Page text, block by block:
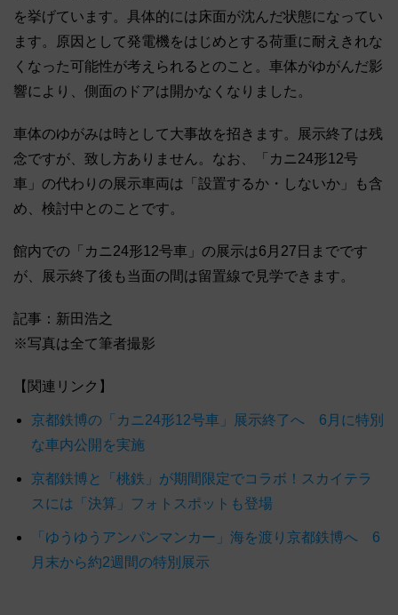
を挙げています。具体的には床面が沈んだ状態になってい
ます。原因として発電機をはじめとする荷重に耐えきれな
くなった可能性が考えられるとのこと。車体がゆがんだ影
響により、側面のドアは開かなくなりました。
車体のゆがみは時として大事故を招きます。展示終了は残
念ですが、致し方ありません。なお、「カニ24形12号
車」の代わりの展示車両は「設置するか・しないか」も含
め、検討中とのことです。
館内での「カニ24形12号車」の展示は6月27日までです
が、展示終了後も当面の間は留置線で見学できます。
記事：新田浩之
※写真は全て筆者撮影
【関連リンク】
京都鉄博の「カニ24形12号車」展示終了へ 6月に特別
な車内公開を実施
京都鉄博と「桃鉄」が期間限定でコラボ！スカイテラ
スには「決算」フォトスポットも登場
「ゆうゆうアンパンマンカー」海を渡り京都鉄博へ 6
月末から約2週間の特別展示